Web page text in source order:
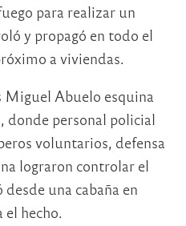
para realizar un
y propagó en todo el
a viviendas.
Miguel Abuelo esquina
donde personal policial
voluntarios, defensa
lograron controlar el
una cabaña en
el hecho.